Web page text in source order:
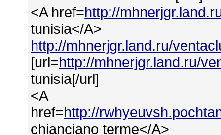
<A href=http://
tunisia</A>
http://mhnerjgr.land.ru/
[url=http://mhnerjgr.land.ru/
tunisia[/url]
<A
href=http://
chianciano terme</A>